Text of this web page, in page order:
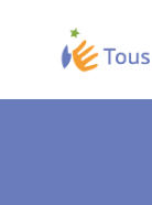
contenu
principal